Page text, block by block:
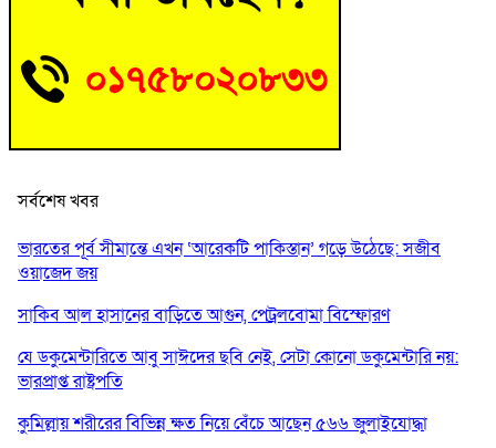
সর্বশেষ খবর
ভারতের পূর্ব সীমান্তে এখন ‘আরেকটি পাকিস্তান’ গড়ে উঠেছে: সজীব
ওয়াজেদ জয়
সাকিব আল হাসানের বাড়িতে আগুন, পেট্রলবোমা বিস্ফোরণ
যে ডকুমেন্টারিতে আবু সাঈদের ছবি নেই, সেটা কোনো ডকুমেন্টারি নয়:
ভারপ্রাপ্ত রাষ্ট্রপতি
কুমিল্লায় শরীরের বিভিন্ন ক্ষত নিয়ে বেঁচে আছেন ৫৬৬ জুলাইযোদ্ধা